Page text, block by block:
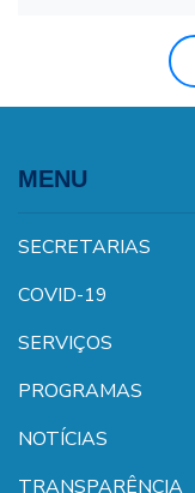
MENU
SECRETARIAS
COVID-19
SERVIÇOS
PROGRAMAS
NOTÍCIAS
TRANSPARÊNCIA